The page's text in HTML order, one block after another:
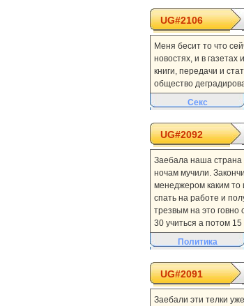
UG#2106
Меня бесит то что
новостях, и в
книги, передачи и
общество
Секс
UG#2092
Заебала наша страна
ночам мучили.
менеджером каким то
спать на работе и
трезвым на это говно
30 учиться а потом
Политика
UG#2091
Заебали эти телки